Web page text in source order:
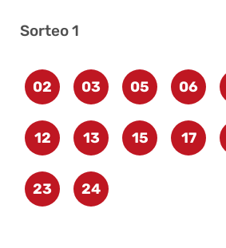
Sorteo 1
02 03 05 06
12 13 15 17
23 24